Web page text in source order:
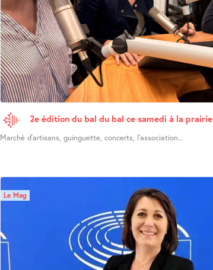
2e édition du bal du bal ce samedi à la prairie
Marché d’artisans, guinguette, concerts, l’association...
Le Mag